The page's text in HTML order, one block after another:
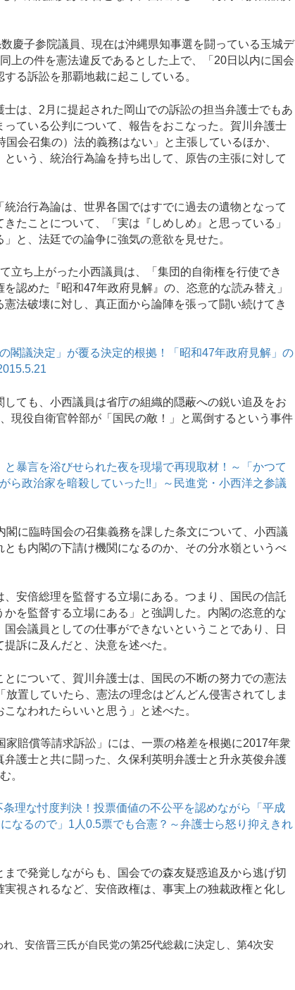
慶子参院議員、現在は沖縄県知事選を闘っている玉城デ
上の件を憲法違反であるとした上で、「20日以内に国会
る訴訟を那覇地裁に起こしている。
は、2月に提起された岡山での訴訟の担当弁護士でもあ
ている公判について、報告をおこなった。賀川弁護士
会召集の）法的義務はない」と主張しているほか、
という、統治行為論を持ち出して、原告の主張に対して
治行為論は、世界各国ではすでに過去の遺物となって
たことについて、「実は『しめしめ』と思っている」
と、法廷での論争に強気の意欲を見せた。
ち上がった小西議員は、「集団的自衛権を行使でき
認めた『昭和47年政府見解』の、恣意的な読み替え」
法破壊に対し、真正面から論陣を張って闘い続けてき
閣議決定」が覆る決定的根拠！「昭和47年政府見解」の
ても、小西議員は省庁の組織的隠蔽への鋭い追及をお
現役自衛官幹部が「国民の敵！」と罵倒するという事件
暴言を浴びせられた夜を現場で再現取材！～「かつて
ら政治家を暗殺していった!!」～民進党・小西洋之参議
に臨時国会の召集義務を課した条文について、小西議
も内閣の下請け機関になるのか、その分水嶺というべ
安倍総理を監督する立場にある。つまり、国民の信託
を監督する立場にある」と強調した。内閣の恣意的な
会議員としての仕事ができないということであり、日
訴に及んだと、決意を述べた。
について、賀川弁護士は、国民の不断の努力での憲法
置していたら、憲法の理念はどんどん侵害されてしま
なわれたらいいと思う」と述べた。
賠償等請求訴訟」には、一票の格差を根拠に2017年衆
護士と共に闘った、久保利英明弁護士と升永英俊弁護
。
理な忖度判決！投票価値の不公平を認めながら「平成
なるので」1人0.5票でも合憲？～弁護士ら怒り抑えきれ
で発覚しながらも、国会での森友疑惑追及から逃げ切
視されるなど、安倍政権は、事実上の独裁政権と化し
、安倍晋三氏が自民党の第25代総裁に決定し、第4次安